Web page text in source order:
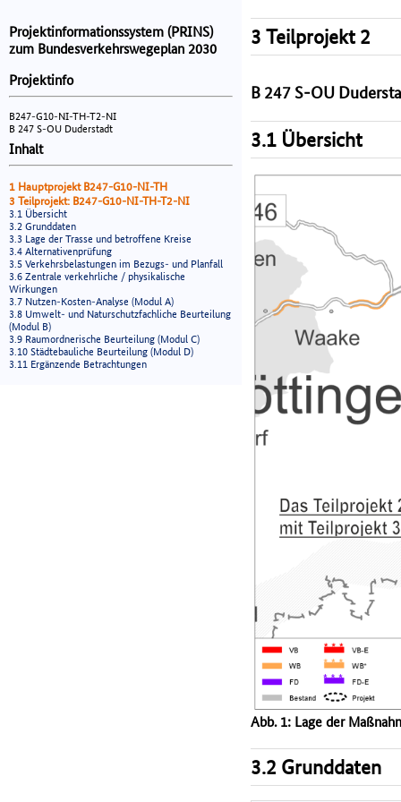
Projektinformationssystem (PRINS)
zum Bundesverkehrswegeplan 2030
Projektinfo
B247-G10-NI-TH-T2-NI
B 247 S-OU Duderstadt
Inhalt
1 Hauptprojekt B247-G10-NI-TH
3 Teilprojekt: B247-G10-NI-TH-T2-NI
3.1 Übersicht
3.2 Grunddaten
3.3 Lage der Trasse und betroffene Kreise
3.4 Alternativenprüfung
3.5 Verkehrsbelastungen im Bezugs- und Planfall
3.6 Zentrale verkehrliche / physikalische
Wirkungen
3.7 Nutzen-Kosten-Analyse (Modul A)
3.8 Umwelt- und Naturschutzfachliche Beurteilung
(Modul B)
3.9 Raumordnerische Beurteilung (Modul C)
3.10 Städtebauliche Beurteilung (Modul D)
3.11 Ergänzende Betrachtungen
3 Teilprojekt 2
B 247 S-OU
3.1 Übersicht
Abb. 1: Lage der
3.2 Grunddaten